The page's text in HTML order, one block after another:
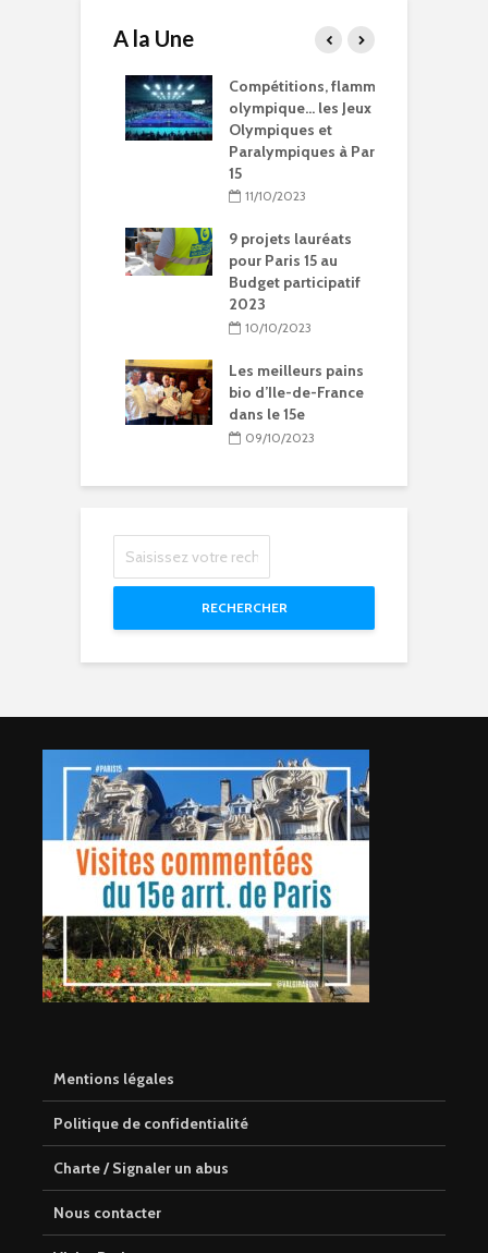
A la Une
Compétitions, flamme
olympique… les Jeux
Olympiques et
Paralympiques à Paris
15
11/10/2023
9 projets lauréats
pour Paris 15 au
Budget participatif
2023
10/10/2023
Les meilleurs pains
bio d’Ile-de-France
dans le 15e
09/10/2023
RECHERCHER
Mentions légales
Politique de confidentialité
Charte / Signaler un abus
Nous contacter